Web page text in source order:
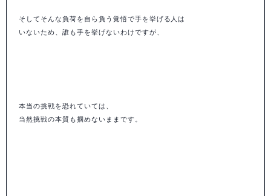
そしてそんな負荷を自ら負う覚悟で手を挙げる人は
いないため、誰も手を挙げないわけですが、
本当の挑戦を恐れていては、
当然挑戦の本質も掴めないままです。